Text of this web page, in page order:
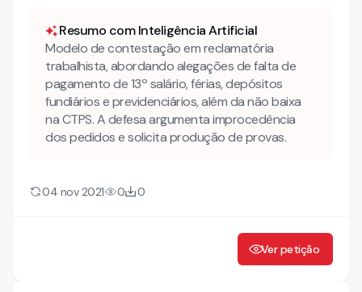
Resumo com Inteligência Artificial
Modelo de contestação em reclamatória
trabalhista, abordando alegações de falta de
pagamento de 13º salário, férias, depósitos
fundiários e previdenciários, além da não baixa
na CTPS. A defesa argumenta improcedência
dos pedidos e solicita produção de provas.
04 nov 2021 0 0
Ver petição